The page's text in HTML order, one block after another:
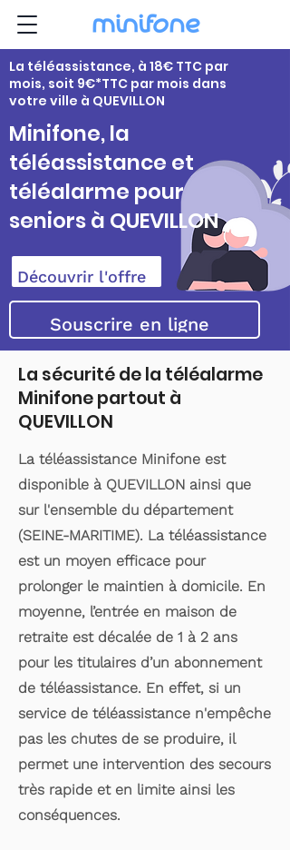
La téléassistance, à 18€ TTC par
mois, soit 9€*TTC par mois dans
votre ville à QUEVILLON
Minifone, la
téléassistance et
téléalarme pour
seniors à QUEVILLON
Découvrir l'offre
Souscrire en ligne
La sécurité de la téléalarme
Minifone partout à
QUEVILLON
La téléassistance Minifone est
disponible à QUEVILLON ainsi que
sur l'ensemble du département
(SEINE-MARITIME). La téléassistance
est un moyen efficace pour
prolonger le maintien à domicile. En
moyenne, l’entrée en maison de
retraite est décalée de 1 à 2 ans
pour les titulaires d’un abonnement
de téléassistance. En effet, si un
service de téléassistance n'empêche
pas les chutes de se produire, il
permet une intervention des secours
très rapide et en limite ainsi les
conséquences.